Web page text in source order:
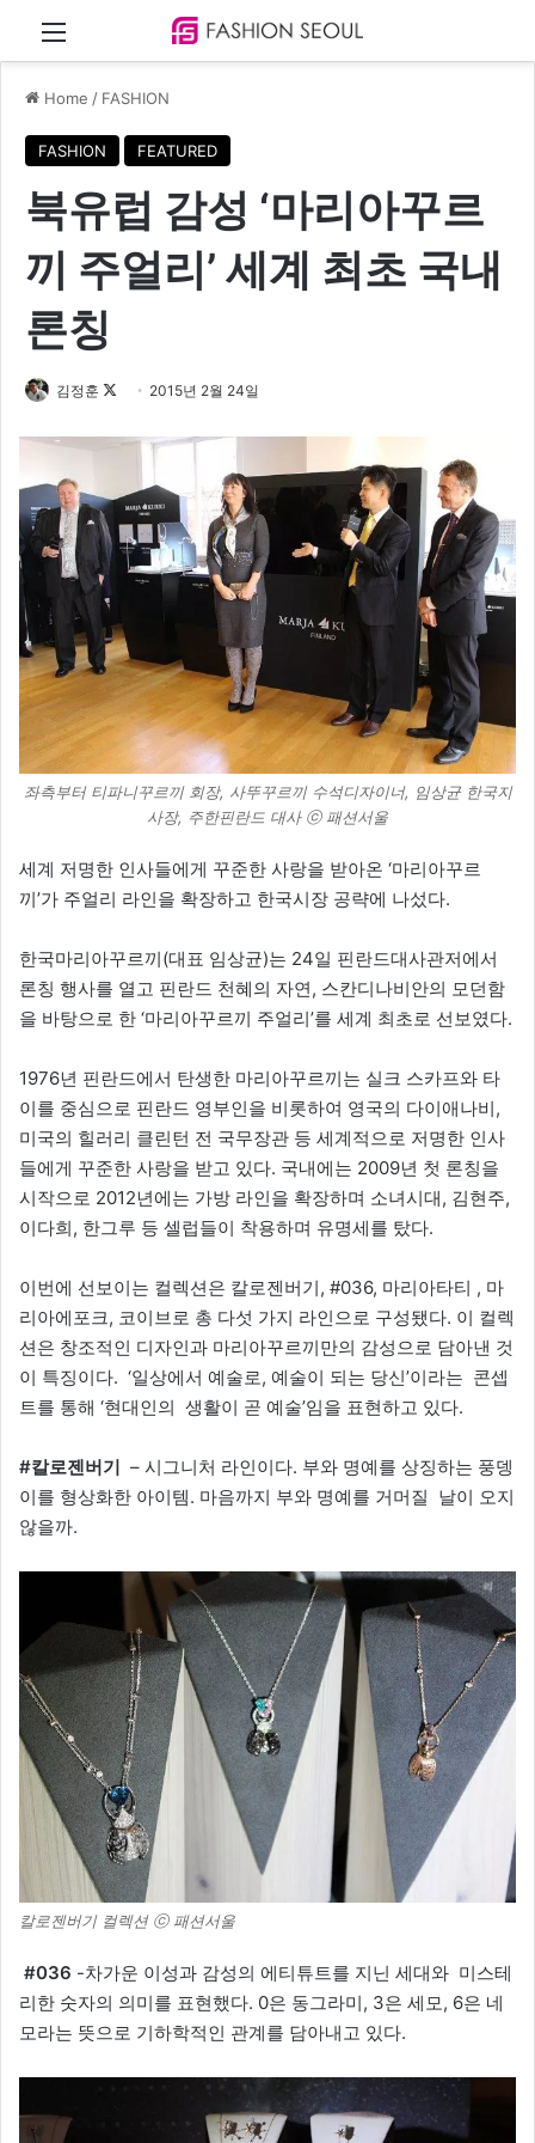
Home / FASHION
FASHION FEATURED
북유럽 감성 ‘마리아꾸르
끼 주얼리’ 세계 최초 국내
론칭
김정훈
o
w
X
2015년 2월 24일
좌측부터 티파니꾸르끼 회장, 사뚜꾸르끼 수석디자이너, 임상균 한국지
사장, 주한핀란드 대사 ⓒ 패션서울
세계 저명한 인사들에게 꾸준한 사랑을 받아온 ‘마리아꾸르
끼’가 주얼리 라인을 확장하고 한국시장 공략에 나섰다.
한국마리아꾸르끼(대표 임상균)는 24일 핀란드대사관저에서
론칭 행사를 열고 핀란드 천혜의 자연, 스칸디나비안의 모던함
을 바탕으로 한 ‘마리아꾸르끼 주얼리’를 세계 최초로 선보였다.
1976년 핀란드에서 탄생한 마리아꾸르끼는 실크 스카프와 타
이를 중심으로 핀란드 영부인을 비롯하여 영국의 다이애나비,
미국의 힐러리 클린턴 전 국무장관 등 세계적으로 저명한 인사
들에게 꾸준한 사랑을 받고 있다. 국내에는 2009년 첫 론칭을
시작으로 2012년에는 가방 라인을 확장하며 소녀시대, 김현주,
이다희, 한그루 등 셀럽들이 착용하며 유명세를 탔다.
이번에 선보이는 컬렉션은 칼로젠버기, #036, 마리아타티 , 마
리아에포크, 코이브로 총 다섯 가지 라인으로 구성됐다. 이 컬렉
션은 창조적인 디자인과 마리아꾸르끼만의 감성으로 담아낸 것
이 특징이다. ‘일상에서 예술로, 예술이 되는 당신’이라는 콘셉
트를 통해 ‘현대인의 생활이 곧 예술’임을 표현하고 있다.
#칼로젠버기 – 시그니처 라인이다. 부와 명예를 상징하는 풍뎅
이를 형상화한 아이템. 마음까지 부와 명예를 거머질 날이 오지
않을까.
칼로젠버기 컬렉션 ⓒ 패션서울
#036 -차가운 이성과 감성의 에티튜트를 지닌 세대와 미스테
리한 숫자의 의미를 표현했다. 0은 동그라미, 3은 세모, 6은 네
모라는 뜻으로 기하학적인 관계를 담아내고 있다.